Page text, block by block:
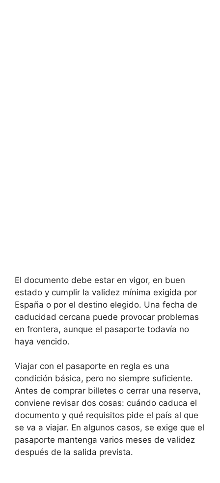
El documento debe estar en vigor, en buen
estado y cumplir la validez mínima exigida por
España o por el destino elegido. Una fecha de
caducidad cercana puede provocar problemas
en frontera, aunque el pasaporte todavía no
haya vencido.
Viajar con el pasaporte en regla es una
condición básica, pero no siempre suficiente.
Antes de comprar billetes o cerrar una reserva,
conviene revisar dos cosas: cuándo caduca el
documento y qué requisitos pide el país al que
se va a viajar. En algunos casos, se exige que el
pasaporte mantenga varios meses de validez
después de la salida prevista.